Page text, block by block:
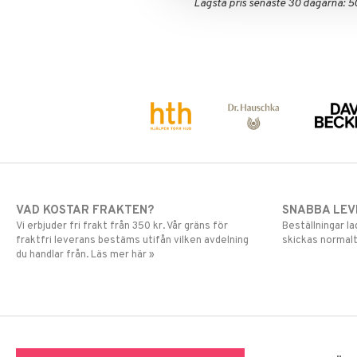
Lägsta pris senaste 30 dagarna:
VAD KOSTAR FRAKTEN?
Vi erbjuder fri frakt från 350 kr. Vår gräns för
fraktfri leverans bestäms utifån vilken avdelning
du handlar från. Läs mer här »
SNABBA
Beställningar
skickas